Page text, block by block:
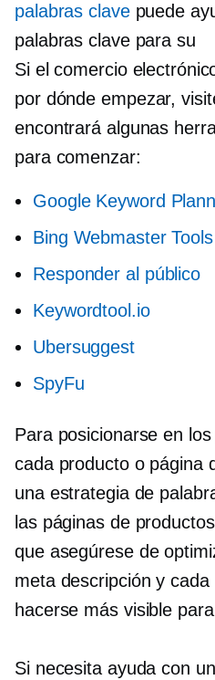
palabras clavepuede
palabras clave para su
Si el comercio
por dónde empezar,
encontrará algunas
para comenzar:
Google Keyword
Bing Webmaster Tools
Responder al público
Keywordtool.io
Ubersuggest
SpyFu
Para posicionarse en
cada producto o página
una estrategia de
las páginas de
que asegúrese de
meta descripción y
hacerse más visible
Si necesita ayuda con